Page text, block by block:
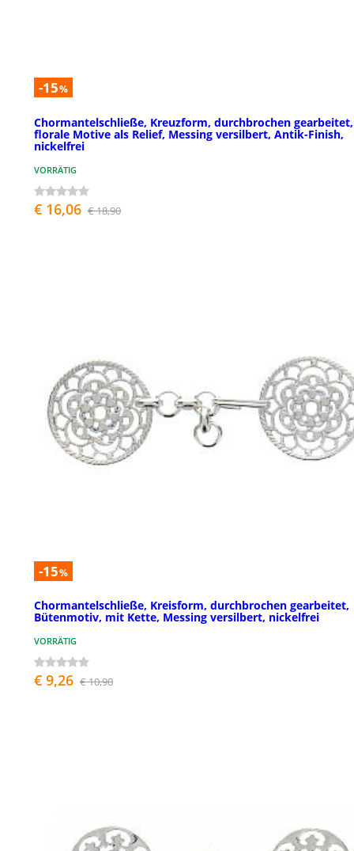
-15%
Chormantelschließe, Kreuzform, durchbrochen gearbeitet,
florale Motive als Relief, Messing versilbert, Antik-Finish,
nickelfrei
VORRÄTIG
€ 16,06 € 18,90
-15%
Chormantelschließe, Kreisform, durchbrochen gearbeitet,
Bütenmotiv, mit Kette, Messing versilbert, nickelfrei
VORRÄTIG
€ 9,26 € 10,90